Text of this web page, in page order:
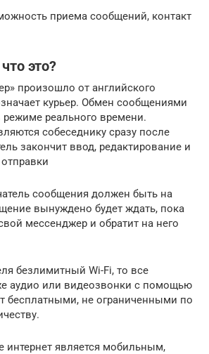
приема сообщений, контакт
это?
произошло от английского
курьер. Обмен сообщениями
режиме реального времени.
собеседнику сразу после
закончит ввод, редактирование и
сообщения должен быть на
вынуждено будет ждать, пока
мессенджер и обратит на него
безлимитный Wi-Fi, то все
аудио или видеозвонки с помощью
бесплатными, не ограниченными по
интернет является мобильным,